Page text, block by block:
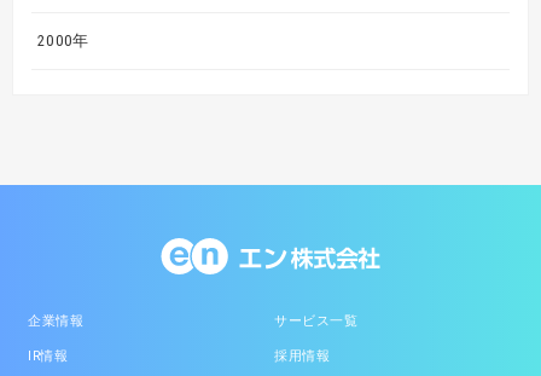
2000年
企業情報 サービス一覧
IR情報 採用情報